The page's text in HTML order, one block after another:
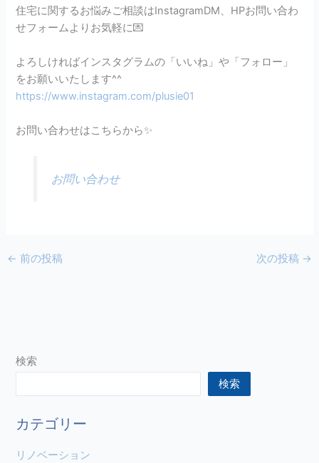
住宅に関するお悩みご相談はInstagramDM、HPお問い合わ
せフォームよりお気軽に💌
よろしければインスタグラムの「いいね」や「フォロー」
をお願いいたします^^
https://www.instagram.com/plusie01
お問い合わせはこちらから✨
お問い合わせ
← 前の投稿 次の投稿 →
検索
検索
カテゴリー
リノベーション